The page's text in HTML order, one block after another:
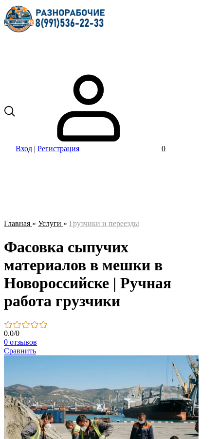
Вход | Регистрация 0
Главная » Услуги » Грузчики и переезды
Фасовка сыпучих
материалов в мешки в
Новороссийске | Ручная
работа грузчики
0.0/0
0 отзывов
Сравнить